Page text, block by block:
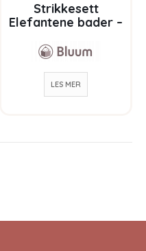
Strikkesett
Elefantene bader –
Soft Merino Ull
LES MER